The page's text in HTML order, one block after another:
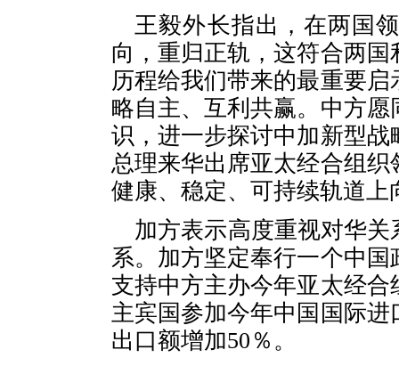
王毅外长指出，在两国
向，重归正轨，这符合两
历程给我们带来的最重要
略自主、互利共赢。中方
识，进一步探讨中加新型
总理来华出席亚太经合组
健康、稳定、可持续轨道上
加方表示高度重视对华
系。加方坚定奉行一个中
支持中方主办今年亚太经
主宾国参加今年中国国际
出口额增加50％。